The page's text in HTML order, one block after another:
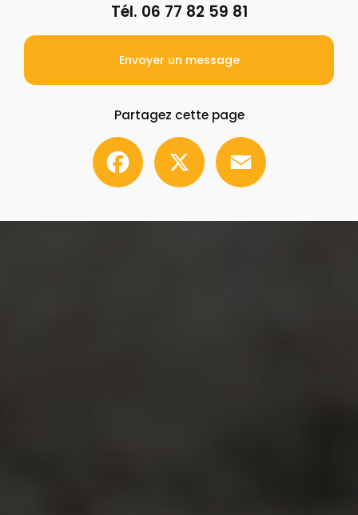
Tél. 06 77 82 59 81
Envoyer un message
Partagez cette page
Facebook